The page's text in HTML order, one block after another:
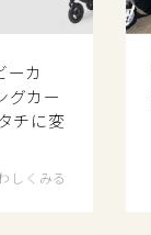
ーカ
グカー
チに変
しくみる